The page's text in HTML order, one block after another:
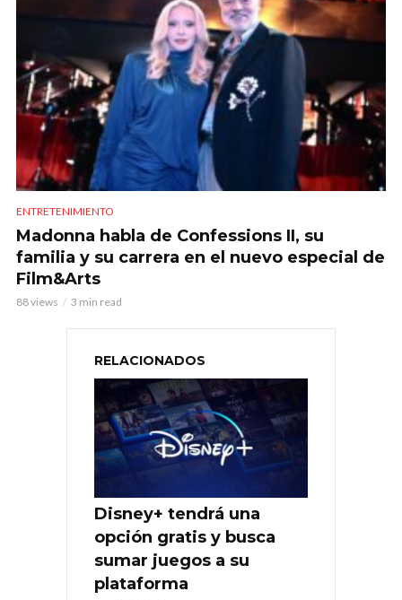
ENTRETENIMIENTO
Madonna habla de Confessions II, su
familia y su carrera en el nuevo especial de
Film&Arts
88 views 3 min read
RELACIONADOS
Disney+ tendrá una
opción gratis y busca
sumar juegos a su
plataforma